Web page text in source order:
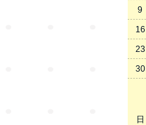
9
16
23
30
日